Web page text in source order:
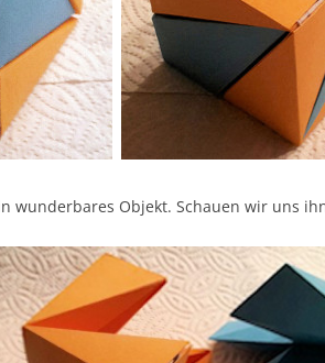
wunderbares Objekt. Schauen wir uns